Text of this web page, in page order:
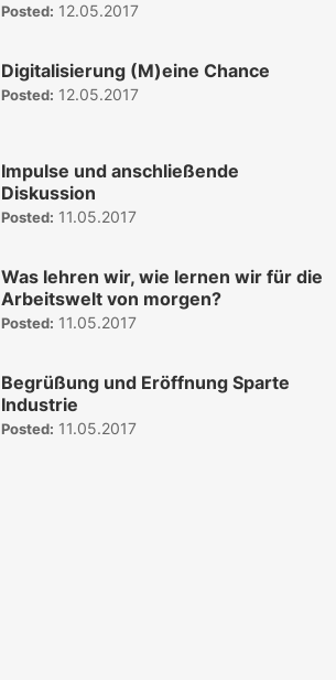
Posted: 12.05.2017
Digitalisierung (M)eine Chance
Posted: 12.05.2017
Impulse und anschließende
Diskussion
Posted: 11.05.2017
Was lehren wir, wie lernen wir für die
Arbeitswelt von morgen?
Posted: 11.05.2017
Begrüßung und Eröffnung Sparte
Industrie
Posted: 11.05.2017